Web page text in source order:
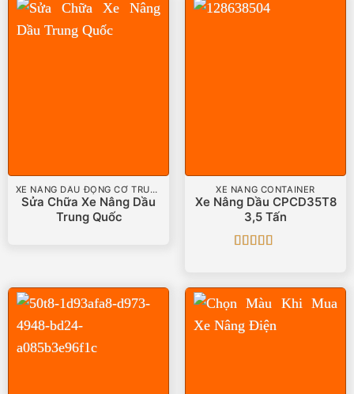
XE NÂNG DẦU ĐỘNG CƠ TRUNG QUỐC
Sửa Chữa Xe Nâng Dầu
Trung Quốc
XE NÂNG CONTAINER
Xe Nâng Dầu CPCD35T8
3,5 Tấn